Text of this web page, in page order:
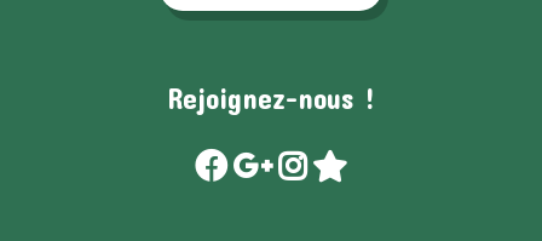
Rejoignez-nous !